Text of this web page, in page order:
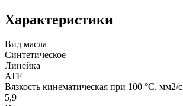
Характеристики
Вид масла
Синтетическое
Линейка
ATF
Вязкость кинематическая при 100 °C, мм2/с
5,9